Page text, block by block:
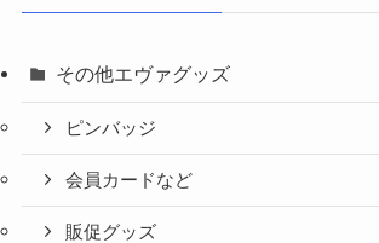
その他エヴァグッズ
ピンバッジ
会員カードなど
販促グッズ